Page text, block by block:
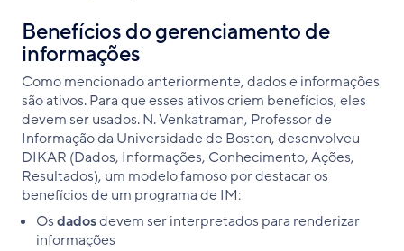
Benefícios do gerenciamento de
informações
Como mencionado anteriormente, dados e informações
são ativos. Para que esses ativos criem benefícios, eles
devem ser usados. N. Venkatraman, Professor de
Informação da Universidade de Boston, desenvolveu
DIKAR (Dados, Informações, Conhecimento, Ações,
Resultados), um modelo famoso por destacar os
benefícios de um programa de IM:
Osdadosdevem ser interpretados para renderizar
informações